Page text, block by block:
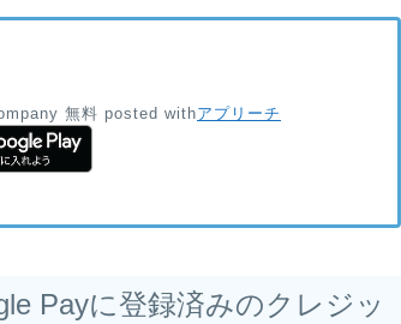
無料 posted withアプリーチ
Payに登録済みのクレジッ